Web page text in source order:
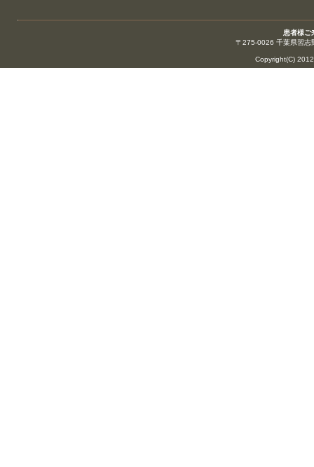
患者様ご
〒275-0026 千葉県習
Copyright(C)